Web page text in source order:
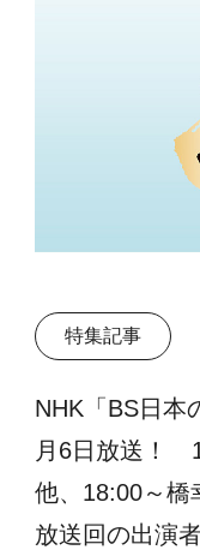
特集記事
NHK「BS日本
月6日放送！
他、18:00～
放送回の出演